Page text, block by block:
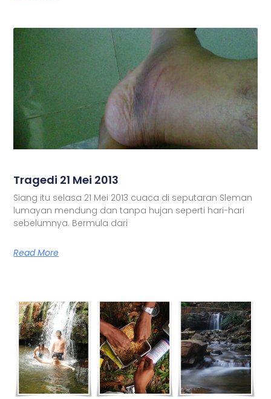
Tragedi 21 Mei 2013
Siang itu selasa 21 Mei 2013 cuaca di seputaran Sleman
lumayan mendung dan tanpa hujan seperti hari-hari
sebelumnya. Bermula dari
Read More